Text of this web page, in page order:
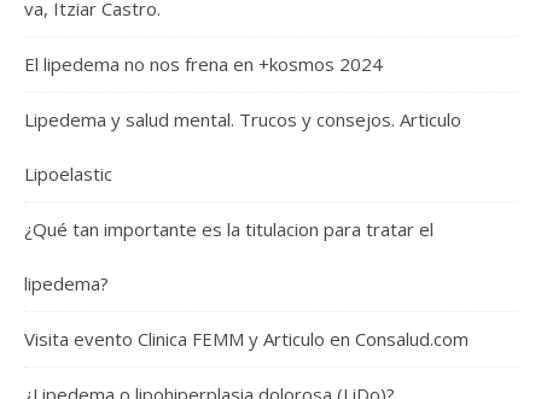
va, Itziar Castro.
El lipedema no nos frena en +kosmos 2024
Lipedema y salud mental. Trucos y consejos. Articulo
Lipoelastic
¿Qué tan importante es la titulacion para tratar el
lipedema?
Visita evento Clinica FEMM y Articulo en Consalud.com